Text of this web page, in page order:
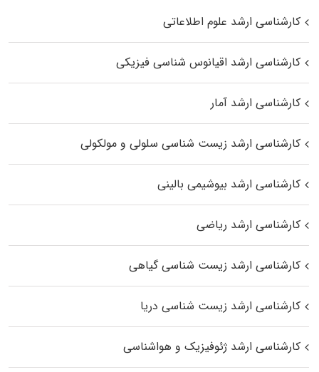
کارشناسی ارشد علوم اطلاعاتی
کارشناسی ارشد اقیانوس‌ شناسی فیزیکی
کارشناسی ارشد آمار
کارشناسی ارشد زیست شناسی سلولی و مولکولی
کارشناسی ارشد بیوشیمی بالینی
کارشناسی ارشد ریاضی
کارشناسی ارشد زیست‌ شناسی گیاهی
کارشناسی ارشد زیست‌ شناسی دریا
کارشناسی ارشد ژئوفیزیک و هواشناسی